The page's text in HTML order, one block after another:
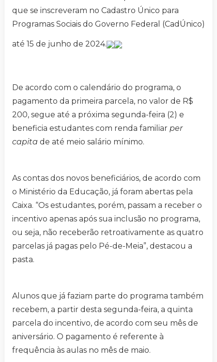
que se inscreveram no Cadastro Único para
Programas Sociais do Governo Federal (CadÚnico)
até 15 de junho de 2024.
De acordo com o calendário do programa, o
pagamento da primeira parcela, no valor de R$
200, segue até a próxima segunda-feira (2) e
beneficia estudantes com renda familiar per
capita de até meio salário mínimo.
As contas dos novos beneficiários, de acordo com
o Ministério da Educação, já foram abertas pela
Caixa. “Os estudantes, porém, passam a receber o
incentivo apenas após sua inclusão no programa,
ou seja, não receberão retroativamente as quatro
parcelas já pagas pelo Pé-de-Meia”, destacou a
pasta.
Alunos que já faziam parte do programa também
recebem, a partir desta segunda-feira, a quinta
parcela do incentivo, de acordo com seu mês de
aniversário. O pagamento é referente à
frequência às aulas no mês de maio.